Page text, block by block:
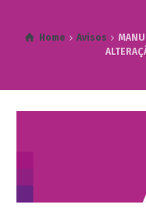
Home Avisos